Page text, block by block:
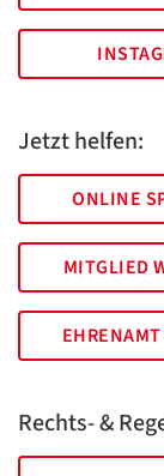
Jetzt helfen:
ONLINE
MITGLIED
Rechts- &